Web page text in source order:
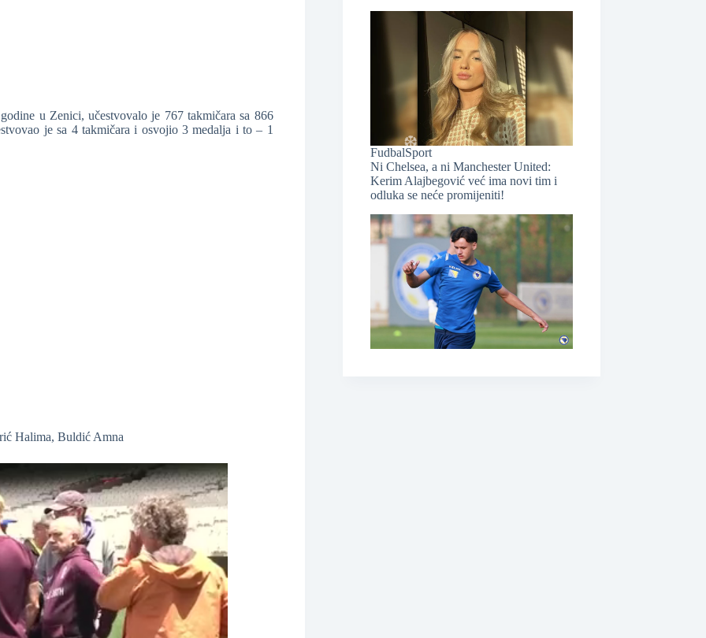
u Zenici, učestvovalo je 767 takmičara sa 866
je sa 4 takmičara i osvojio 3 medalja i to – 1
Halima, Buldić Amna
FudbalSport
Ni Chelsea, a ni Manchester United:
Kerim Alajbegović već ima novi tim i
odluka se neće promijeniti!
❆